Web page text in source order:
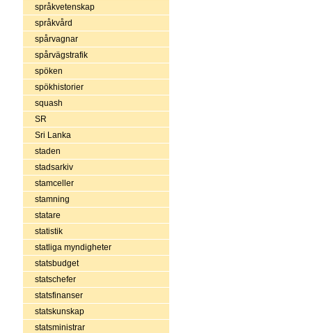
språkvetenskap
språkvård
spårvagnar
spårvägstrafik
spöken
spökhistorier
squash
SR
Sri Lanka
staden
stadsarkiv
stamceller
stamning
statare
statistik
statliga myndigheter
statsbudget
statschefer
statsfinanser
statskunskap
statsministrar